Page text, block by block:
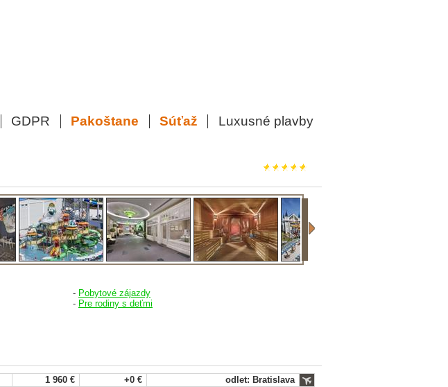
GDPR Pakoštane Súťaž Luxusné plavby
- Pobytové zájazdy
- Pre rodiny s deťmi
1 960 € +0 €
odlet: Bratislava